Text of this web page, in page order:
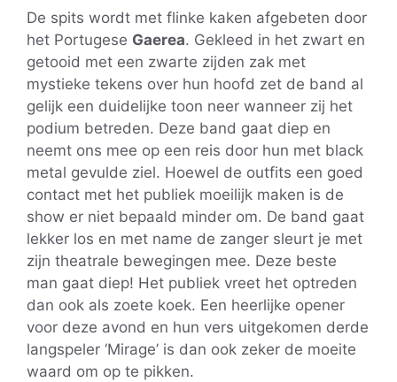
De spits wordt met flinke kaken afgebeten door
het Portugese Gaerea. Gekleed in het zwart en
getooid met een zwarte zijden zak met
mystieke tekens over hun hoofd zet de band al
gelijk een duidelijke toon neer wanneer zij het
podium betreden. Deze band gaat diep en
neemt ons mee op een reis door hun met black
metal gevulde ziel. Hoewel de outfits een goed
contact met het publiek moeilijk maken is de
show er niet bepaald minder om. De band gaat
lekker los en met name de zanger sleurt je met
zijn theatrale bewegingen mee. Deze beste
man gaat diep! Het publiek vreet het optreden
dan ook als zoete koek. Een heerlijke opener
voor deze avond en hun vers uitgekomen derde
langspeler ‘Mirage’ is dan ook zeker de moeite
waard om op te pikken.